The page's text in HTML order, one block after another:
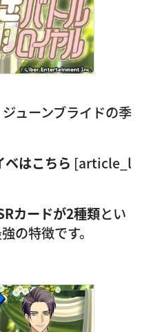
ューンブライドの季
はこちら [article_l
カードが2種類とい
の特徴です。